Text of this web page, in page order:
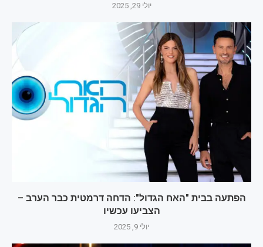
יולי 29, 2025
הפתעה בבית "האח הגדול": הדחה דרמטית כבר הערב –
הצביעו עכשיו
יולי 9, 2025